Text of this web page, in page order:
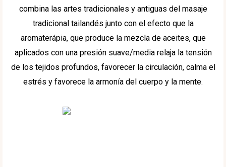
combina las artes tradicionales y antiguas del masaje
tradicional tailandés junto con el efecto que la
aromaterápia, que produce la mezcla de aceites, que
aplicados con una presión suave/media relaja la tensión
de los tejidos profundos, favorecer la circulación, calma el
estrés y favorece la armonía del cuerpo y la mente.